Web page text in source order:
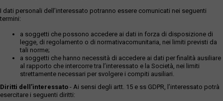
I dati personali dell’interessato potranno essere comunicati nei seguenti
termini:
a soggetti che possono accedere ai dati in forza di disposizione di
legge, di regolamento o di normativacomunitaria, nei limiti previsti da
tali norme;
a soggetti che hanno necessità di accedere ai dati per finalità ausiliare
al rapporto che intercorre tra l’interessato e la Società, nei limiti
strettamente necessari per svolgere i compiti ausiliari.
Diritti dell’interessato - Ai sensi degli artt. 15 e ss GDPR, l’interessato potrà
esercitare i seguenti diritti: